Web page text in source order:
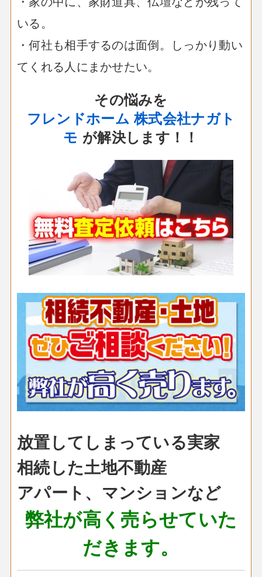
いる。
・何社も相手するのは面倒。しっかり動い
てくれる人にまかせたい。
その悩みを
フレンドホーム 株式会社ナガト
モ が解決します！！
放置してしまっている実家
相続した土地不動産
アパート、マンションなど
弊社が高く売らせていた
だきます。